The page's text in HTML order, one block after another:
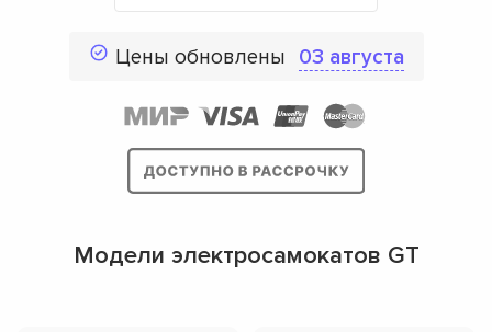
Цены обновлены 03 августа
Модели электросамокатов GT